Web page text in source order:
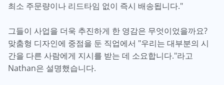
최소 주문량이나 리드타임 없이 즉시 배송됩니다."
그들이 사업을 더욱 추진하게 한 영감은 무엇이었을까요?
맞춤형 디자인에 중점을 둔 직업에서 "우리는 대부분의 시
간을 다른 사람에게 지시를 받는 데 소요합니다."라고
Nathan은 설명했습니다.